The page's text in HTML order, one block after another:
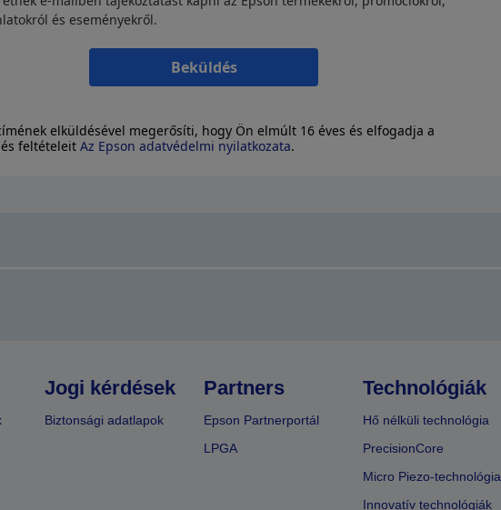
és eseményekről.
Beküldés
elküldésével megerősíti, hogy Ön elmúlt 16 éves és elfogadja a
feltételeit Az Epson adatvédelmi nyilatkozata.
Jogi kérdések
Biztonsági adatlapok
Partners
Epson Partnerportál
LPGA
Technológiák
Hő nélküli technológia
PrecisionCore
Micro Piezo-technológia
Innovatív technológiák